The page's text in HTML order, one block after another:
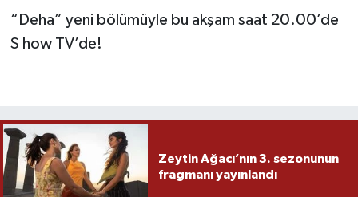
“Deha” yeni bölümüyle bu akşam saat 20.00’de
S how TV’de!
Zeytin Ağacı’nın 3. sezonunun
fragmanı yayınlandı